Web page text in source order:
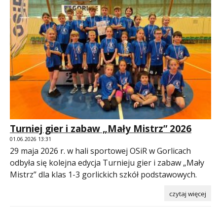
Turniej gier i zabaw „Mały Mistrz” 2026
01.06.2026 13:31
29 maja 2026 r. w hali sportowej OSiR w Gorlicach
odbyła się kolejna edycja Turnieju gier i zabaw „Mały
Mistrz” dla klas 1-3 gorlickich szkół podstawowych.
czytaj więcej